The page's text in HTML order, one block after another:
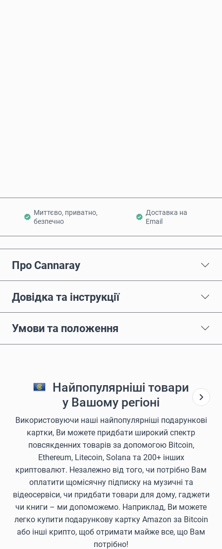
Миттєво, приватно,
безпечно
Доставка на
Email
Про Cannaray
Довідка та інструкції
Умови та положення
Найпопулярніші товари
у Вашому регіоні
Використовуючи наші найпопулярніші подарункові
картки, Ви можете придбати широкий спектр
повсякденних товарів за допомогою Bitcoin,
Ethereum, Litecoin, Solana та 200+ інших
криптовалют. Незалежно від того, чи потрібно Вам
оплатити щомісячну підписку на музичні та
відеосервіси, чи придбати товари для дому, гаджети
чи книги – ми допоможемо. Наприклад, Ви можете
легко купити подарункову картку Amazon за Bitcoin
або інші крипто, щоб отримати майже все, що Вам
потрібно!